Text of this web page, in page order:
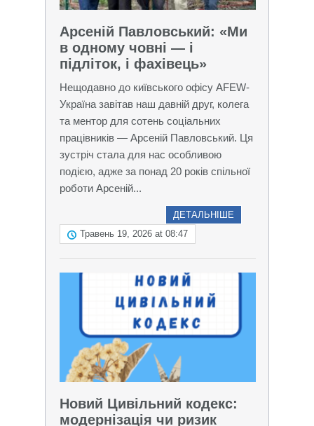
Арсеній Павловський: «Ми
в одному човні — і
підліток, і фахівець»
Нещодавно до київського офісу AFEW-
Україна завітав наш давній друг, колега
та ментор для сотень соціальних
працівників — Арсеній Павловський. Ця
зустріч стала для нас особливою
подією, адже за понад 20 років спільної
роботи Арсеній...
ДЕТАЛЬНІШЕ
Травень 19, 2026 at 08:47
Новий Цивільний кодекс:
модернізація чи ризик